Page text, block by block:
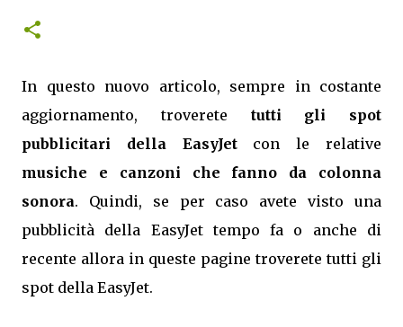
In questo nuovo articolo, sempre in costante
aggiornamento, troverete tutti gli spot
pubblicitari della EasyJetcon le relative
musiche e canzoni che fanno da colonna
sonora. Quindi, se per caso avete visto una
pubblicità della EasyJet tempo fa o anche di
recente allora in queste pagine troverete tutti gli
spot della EasyJet.